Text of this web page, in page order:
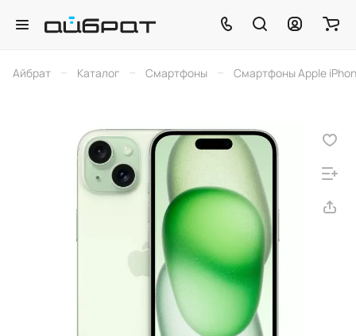
Айбрат – Каталог – Смартфоны – Смартфоны Apple